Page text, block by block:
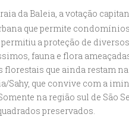
da Baleia, a votação
que permite
a proteção de
fauna e flora
que ainda restam
Sahy, que convive com a
na região sul de São
preservados.